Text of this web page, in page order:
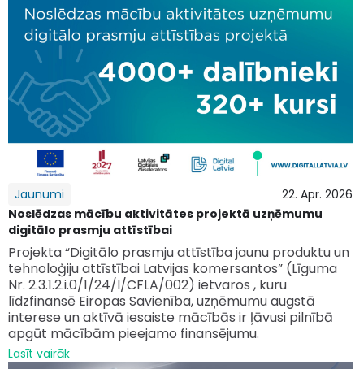
Jaunumi
22. Apr. 2026
Noslēdzas mācību aktivitātes projektā uzņēmumu
digitālo prasmju attīstībai
Projekta “Digitālo prasmju attīstība jaunu produktu un
tehnoloģiju attīstībai Latvijas komersantos” (Līguma
Nr. 2.3.1.2.i.0/1/24/I/CFLA/002) ietvaros , kuru
līdzfinansē Eiropas Savienība, uzņēmumu augstā
interese un aktīvā iesaiste mācībās ir ļāvusi pilnībā
apgūt mācībām pieejamo finansējumu.
Lasīt vairāk